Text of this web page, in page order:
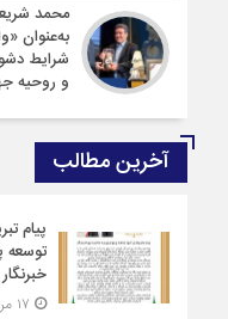
محمد
به‌عنوان
شرایط
و روحیه
آخرین مطالب
پیام
توسعه
خبرنگار